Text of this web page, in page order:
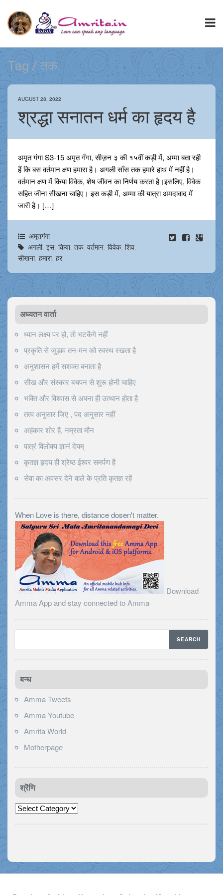
Tag / तक
AUGUST 28, 2022
श्रद्धा सनातन धर्म का हृदय है
अमृत गंगा S3-15 अमृत गँगा, सीज़न ३ की १५वीं कड़ी में, अम्मा बता रही
हैं कि बस वर्तमान क्षण हमारा है। अगली साँस तक हमारे हाथ में नहीं है।
वर्तमान क्षण में किया विवेक, शेष जीवन का निर्णय करता है।इसलिए, विवेक
सहित जीना सीखना चाहिए। इस कड़ी में, अम्मा की यात्रा अमदावाद में
जारी है। […]
अमृतगंगा
अगली, इस, किया, तक, वर्तमान, विवेक, शिव,
सीखना, हमारा, हर
अध्यतन वार्ता
ध्यान लक्ष्य पर हो, तो भटकेंगे नहीं
प्रकृति से जुड़ाव तन-मन को स्वस्थ रखता है
अनुशासन हमें सशक्त बनाता है
सीख और संस्कार बचपन से शुरू होनी चाहिए
भक्ति और विश्वास से अपना ही उत्थान होता है
तत्व अनुसार जिए , पद अनुसार नहीं
अहंकार शोर है, नम्रता मौन
पात्रं विलोक्य ज्ञानं देयम्
कृतज्ञ हृदय ही श्रेष्ठ ईश्वर समर्पण है
सेवा का अवसर देने वाले के प्रति कृतज्ञ रहें
When Love is there, distance dosen't matter.
Download
Amma App and stay connected to Amma
बन्ध
Amma Tweets
Amma Youtube
Amrita World
Motherpage
श्रॆणि
श्रॆणि